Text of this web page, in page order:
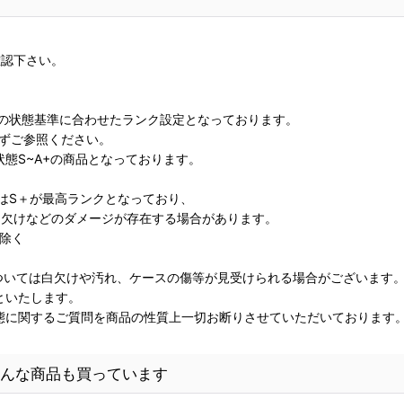
下さい。
態基準に合わせたランク設定となっております。
ご参照ください。
S~A+の商品となっております。
＋が最高ランクとなっており、
けなどのダメージが存在する場合があります。
く
ては白欠けや汚れ、ケースの傷等が見受けられる場合がございます。
たします。
関するご質問を商品の性質上一切お断りさせていただいております。
な商品も買っています